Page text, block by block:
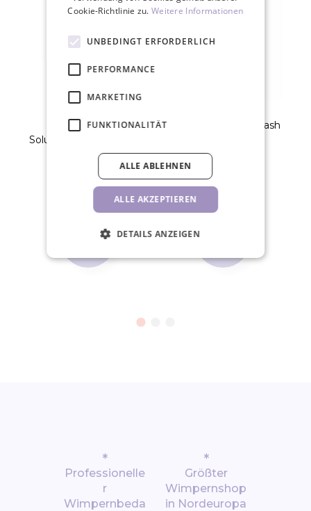
RefectoCil Saline
Solution Kochsalz­lösung
150ml
5,80 €
RefectoCil Brow & Lash
54,00 €
*
Professionelle
r
Wimpernbeda
*
Größter
Wimpernshop
in Nordeuropa
Cookie-Richtlinie zu.Weitere Informationen
UNBEDINGT ERFORDERLICH
PERFORMANCE
MARKETING
FUNKTIONALITÄT
ALLE AKZEPTIEREN
ALLE ABLEHNEN
DETAILS ANZEIGEN